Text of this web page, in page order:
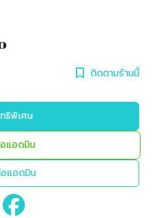
ติดตามร้านนี้
ธิพิเศษ
แอดมิน
แอดมิน